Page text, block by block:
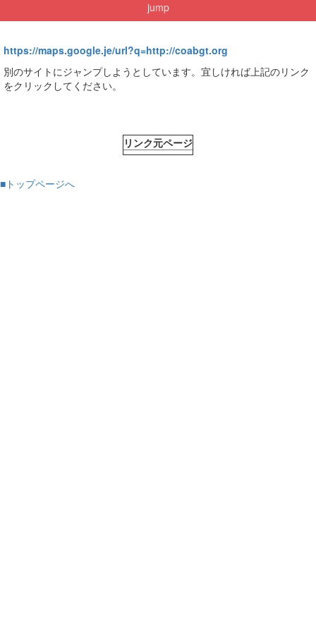
jump
https://maps.google.je/url?q=http://coabgt.org
別のサイトにジャンプしようとしています。宜しければ上記のリンク
をクリックしてください。
リンク元ページ
■トップページへ